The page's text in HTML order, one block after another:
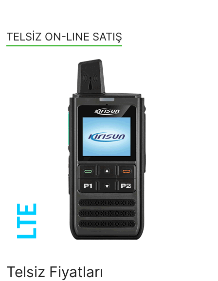
TELSİZ ON-LINE SATIŞ
Telsiz Fiyatları